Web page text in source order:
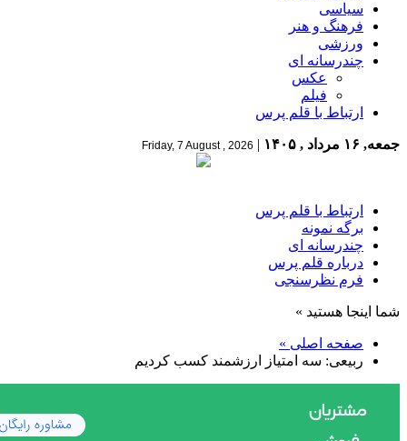
سیاسی
فرهنگ و هنر
ورزشی
چندرسانه ای
عکس
فیلم
ارتباط با قلم پرس
جمعه, ۱۶ مرداد , ۱۴۰۵ |
Friday, 7 August , 2026
ارتباط با قلم پرس
برگه نمونه
چندرسانه ای
درباره قلم پرس
فرم نظرسنجی
شما اینجا هستید »
صفحه اصلی »
ربیعی: سه امتیاز ارزشمند کسب کردیم